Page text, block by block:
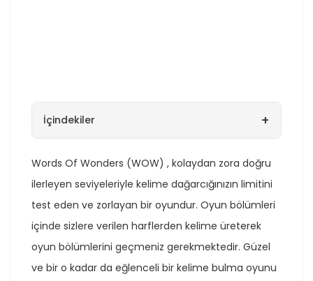
İçindekiler +
Words Of Wonders (WOW) , kolaydan zora doğru
ilerleyen seviyeleriyle kelime dağarcığınızın limitini
test eden ve zorlayan bir oyundur. Oyun bölümleri
içinde sizlere verilen harflerden kelime üreterek
oyun bölümlerini geçmeniz gerekmektedir. Güzel
ve bir o kadar da eğlenceli bir kelime bulma oyunu